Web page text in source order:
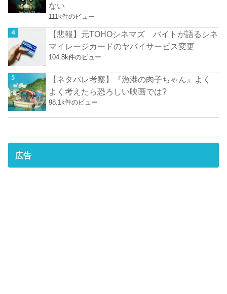
ない
111k件のビュー
【悲報】元TOHOシネマズ バイトが語るシネ
マイレージカードのヤバイサービス変更
104.8k件のビュー
【ネタバレ考察】『漁港の肉子ちゃん』よく
よく考えたら恐ろしい映画では?
98.1k件のビュー
広告